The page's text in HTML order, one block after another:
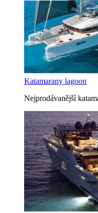
Katamarany lagoon
Nejprodávanější